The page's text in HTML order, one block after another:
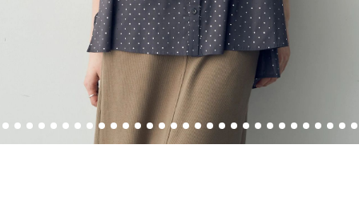
3 4 5 6 7 8 9 10 11 12 13 14 15 16 17 18 19 20 21 22 23 24 25 26 27 28 29 30 31 32